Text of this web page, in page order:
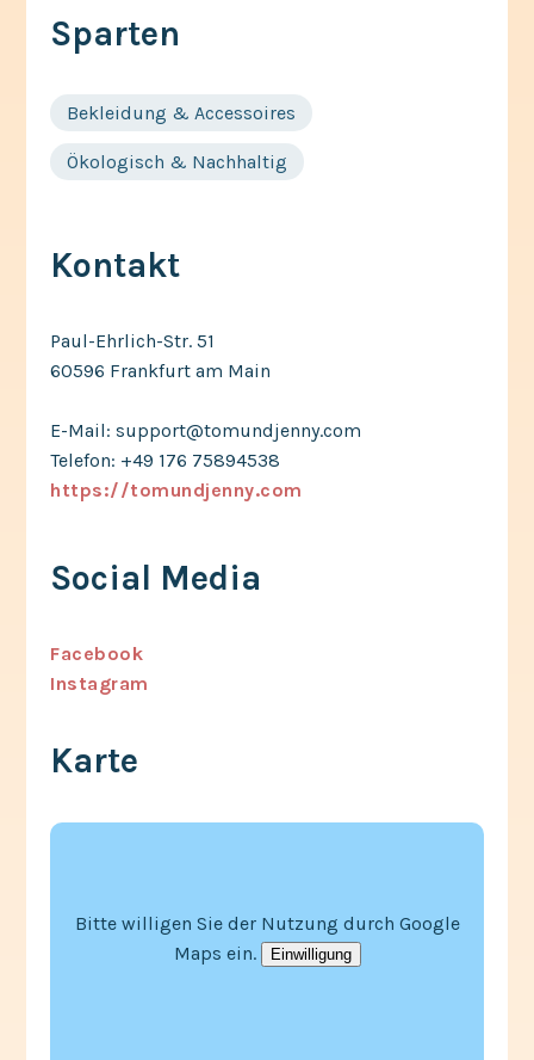
Sparten
Bekleidung & Accessoires
Ökologisch & Nachhaltig
Kontakt
Paul-Ehrlich-Str. 51
60596 Frankfurt am Main
E-Mail: support@tomundjenny.com
Telefon: +49 176 75894538
https://tomundjenny.com
Social Media
Facebook
Instagram
Karte
Bitte willigen Sie der Nutzung durch Google
Maps ein.
Einwilligung